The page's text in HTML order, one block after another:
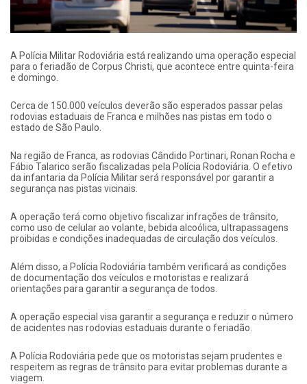
A Polícia Militar Rodoviária está realizando uma operação especial
para o feriadão de Corpus Christi, que acontece entre quinta-feira
e domingo.
Cerca de 150.000 veículos deverão são esperados passar pelas
rodovias estaduais de Franca e milhões nas pistas em todo o
estado de São Paulo.
Na região de Franca, as rodovias Cândido Portinari, Ronan Rocha e
Fábio Talarico serão fiscalizadas pela Polícia Rodoviária. O efetivo
da infantaria da Polícia Militar será responsável por garantir a
segurança nas pistas vicinais.
A operação terá como objetivo fiscalizar infrações de trânsito,
como uso de celular ao volante, bebida alcoólica, ultrapassagens
proibidas e condições inadequadas de circulação dos veículos.
Além disso, a Polícia Rodoviária também verificará as condições
de documentação dos veículos e motoristas e realizará
orientações para garantir a segurança de todos.
A operação especial visa garantir a segurança e reduzir o número
de acidentes nas rodovias estaduais durante o feriadão.
A Polícia Rodoviária pede que os motoristas sejam prudentes e
respeitem as regras de trânsito para evitar problemas durante a
viagem.